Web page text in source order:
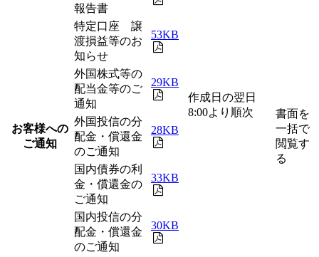
お客様への
ご通知
作成日の翌日
8:00より順次
書面を
一括で
閲覧す
る
報告書
特定口座 譲
渡損益等のお
知らせ
53KB
外国株式等の
配当金等のご
通知
29KB
外国投信の分
配金・償還金
のご通知
28KB
国内債券の利
金・償還金の
ご通知
33KB
国内投信の分
配金・償還金
のご通知
30KB